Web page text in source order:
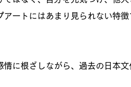
ートにはあまり見られない特徴
情に根ざしながら、過去の日本